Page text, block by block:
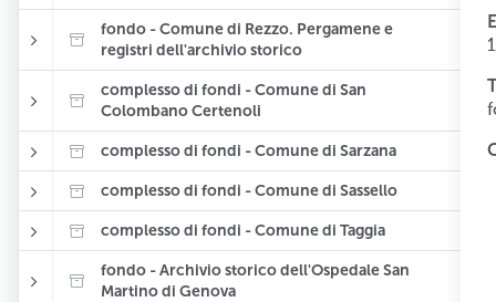
fondo - Comune di Rezzo. Pergamene e
registri dell'archivio storico
complesso di fondi - Comune di San
Colombano Certenoli
complesso di fondi - Comune di Sarzana
complesso di fondi - Comune di Sassello
complesso di fondi - Comune di Taggia
fondo - Archivio storico dell'Ospedale San
Martino di Genova